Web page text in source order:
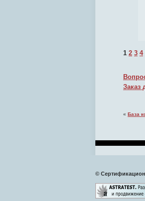
1 2 3 4
Заказ
« База
©